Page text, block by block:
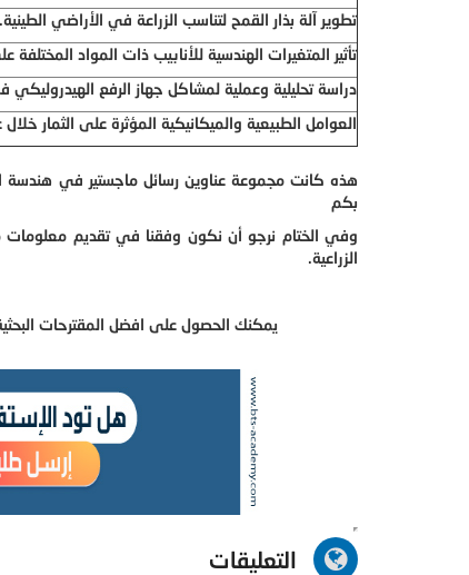
تطوير آلة بذار القمح لتناسب الزراعة في الأراضي الطينية.
تأثير المتغيرات الهندسية للأنابيب ذات المواد
دراسة تحليلية وعملية لمشاكل جهاز الرفع الهيدروليكي
العوامل الطبيعية والميكانيكية المؤثرة على الثمار
هذه كانت مجموعة عناوين رسائل ماجستير في هندسة
بكم
وفي الختام نرجو أن نكون وفقنا في تقديم معلومات
الزراعية.
يمكنك الحصول على افضل المقترحات
التعليقات